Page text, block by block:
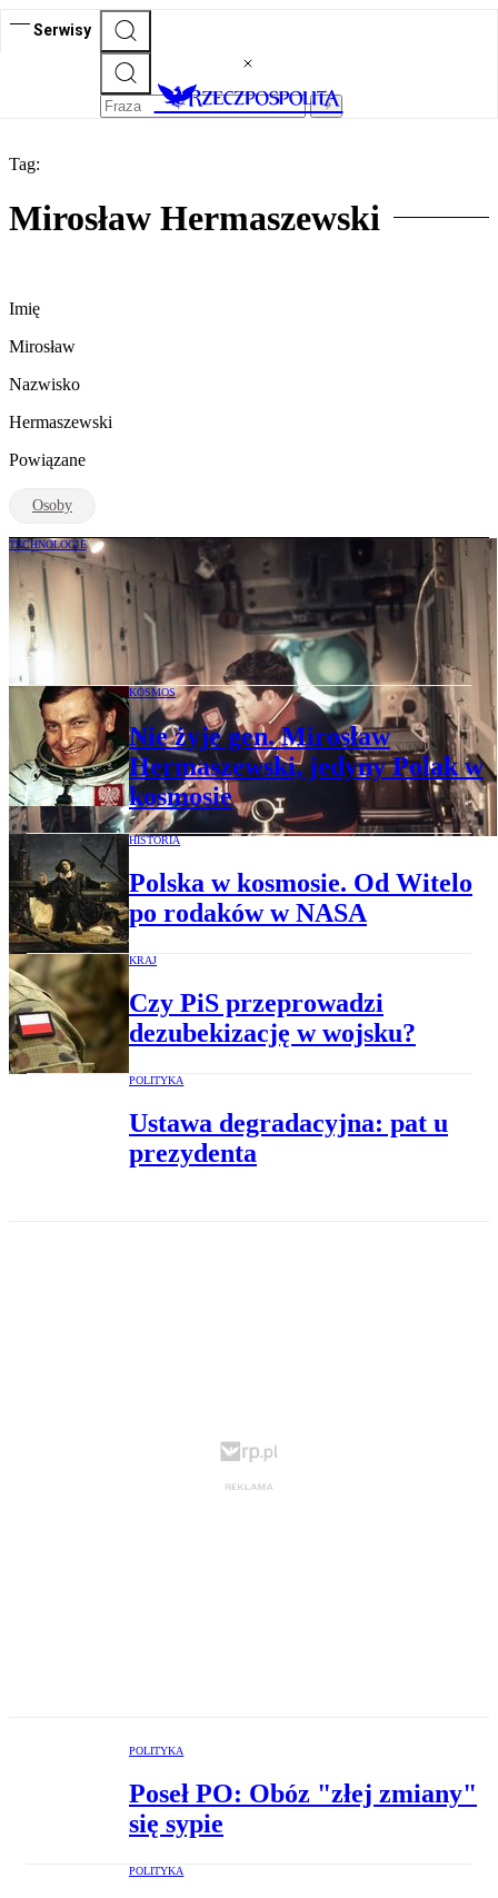
Serwisy
Tag:
Mirosław Hermaszewski
Imię
Mirosław
Nazwisko
Hermaszewski
Powiązane
Osoby
TECHNOLOGIE
W kosmos poleciał jako pierwszy Polak.
Wróciło zainteresowanie Mirosławem
Hermaszewskim
KOSMOS
Nie żyje gen. Mirosław
Hermaszewski, jedyny Polak w
kosmosie
HISTORIA
Polska w kosmosie. Od Witelo
po rodaków w NASA
KRAJ
Czy PiS przeprowadzi
dezubekizację w wojsku?
POLITYKA
Ustawa degradacyjna: pat u
prezydenta
POLITYKA
Poseł PO: Obóz "złej zmiany"
się sypie
POLITYKA